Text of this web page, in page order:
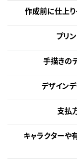
作成前に仕上り
プリ
手描きの
デザイン
支払
キャラクターや